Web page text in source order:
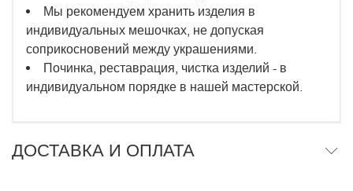
Мы рекомендуем хранить изделия в
индивидуальных мешочках, не допуская
соприкосновений между украшениями.
Починка, реставрация, чистка изделий - в
индивидуальном порядке в нашей мастерской.
ДОСТАВКА И ОПЛАТА